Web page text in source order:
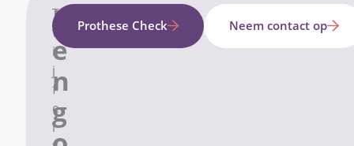
E
e
n
g
T
w
i
j
f
e
l
Prothese Check Neem contact op